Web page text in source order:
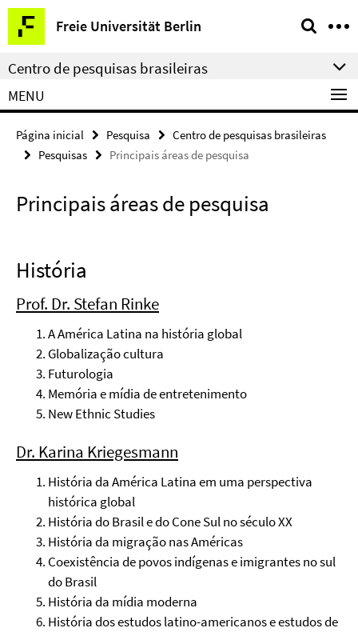
Springe
direkt
zu
Inhalt
Freie Universität Berlin
Serviço
de
navegação
Centro de pesquisas brasileiras
MENU
Página inicial Pesquisa
Centro de pesquisas brasileiras
Pesquisas
Principais áreas de pesquisa
Principais áreas de pesquisa
História
Prof. Dr. Stefan Rinke
A América Latina na história global
Globalização cultura
Futurologia
Memória e mídia de entretenimento
New Ethnic Studies
Dr. Karina Kriegesmann
História da América Latina em uma perspectiva
histórica global
História do Brasil e do Cone Sul no século XX
História da migração nas Américas
Coexistência de povos indígenas e imigrantes no sul
do Brasil
História da mídia moderna
História dos estudos latino-americanos e estudos de